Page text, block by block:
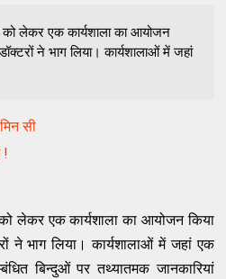
लेकर एक कार्यशाला का आयोजन
ने भाग लिया। कार्यशालाओं में जहां
सी
!
लेकर एक कार्यशाला का आयोजन किया
ने भाग लिया। कार्यशालाओं में जहां एक
बिन्दुओं पर तथ्यातमक जानकारियां